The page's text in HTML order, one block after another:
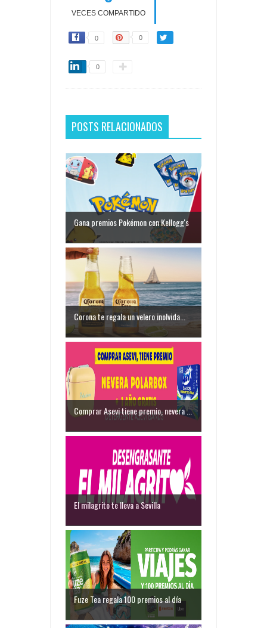
VECES COMPARTIDO
0 0
0
POSTS RELACIONADOS
Gana premios Pokémon con Kellogg's
Corona te regala un velero inolvida...
Comprar Asevi tiene premio, nevera ...
El milagrito te lleva a Sevilla
Fuze Tea regala 100 premios al día